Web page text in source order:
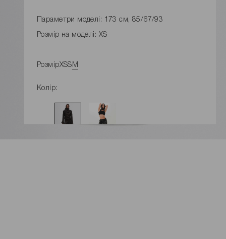
Параметри моделі: 173 см, 85/67/93
Розмір на моделі: XS
РозмірXSS M
Колір: